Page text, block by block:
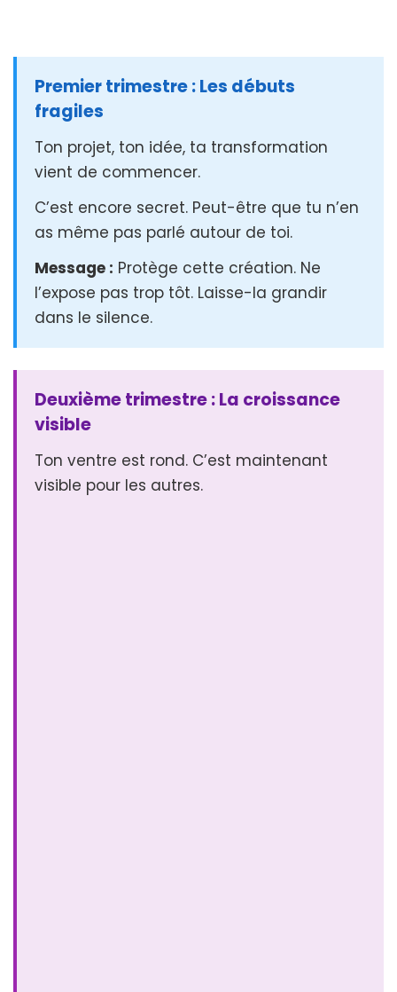
Premier trimestre : Les débuts
fragiles
Ton projet, ton idée, ta transformation
vient de commencer.
C’est encore secret. Peut-être que tu n’en
as même pas parlé autour de toi.
Message : Protège cette création. Ne
l’expose pas trop tôt. Laisse-la grandir
dans le silence.
Deuxième trimestre : La croissance
visible
Ton ventre est rond. C’est maintenant
visible pour les autres.